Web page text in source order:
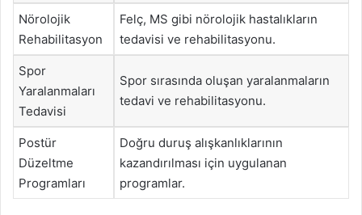
Nörolojik
Rehabilitasyon
Felç, MS gibi nörolojik hastalıkların
tedavisi ve rehabilitasyonu.
Spor
Yaralanmaları
Tedavisi
Spor sırasında oluşan yaralanmaların
tedavi ve rehabilitasyonu.
Postür
Düzeltme
Programları
Doğru duruş alışkanlıklarının
kazandırılması için uygulanan
programlar.